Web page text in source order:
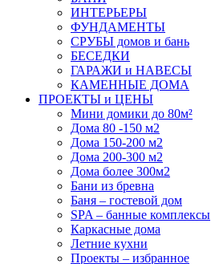
ИНТЕРЬЕРЫ
ФУНДАМЕНТЫ
СРУБЫ домов и бань
БЕСЕДКИ
ГАРАЖИ и НАВЕСЫ
КАМЕННЫЕ ДОМА
ПРОЕКТЫ и ЦЕНЫ
Мини домики до 80м²
Дома 80 -150 м2
Дома 150-200 м2
Дома 200-300 м2
Дома более 300м2
Бани из бревна
Баня – гостевой дом
SPA – банные комплексы
Каркасные дома
Летние кухни
Проекты – избранное